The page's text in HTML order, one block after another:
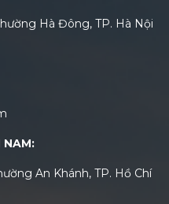
Hà Đông, TP. Hà Nội
NAM:
An Khánh, TP. Hồ Chí